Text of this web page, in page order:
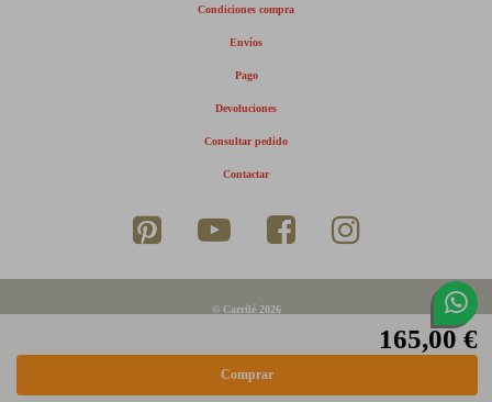
165,00 €
Condiciones compra
Envíos
Pago
Devoluciones
Consultar pedido
Contactar
© Carrilé 2026
Política de privacidad
Política de cookies